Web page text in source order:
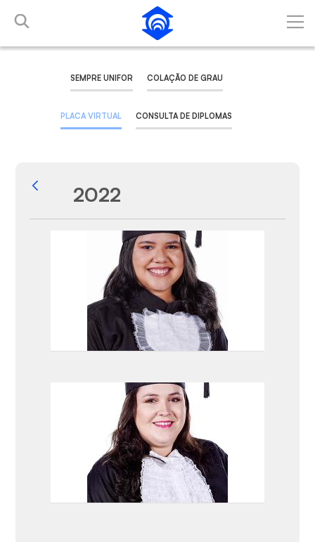
Pular para o Conteúdo principal
SEMPRE UNIFOR COLAÇÃO DE GRAU
PLACA VIRTUAL CONSULTA DE DIPLOMAS
Voltar
2022
Galeria de Mídias